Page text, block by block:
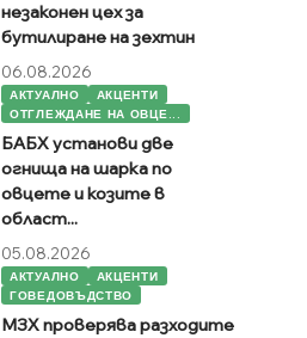
незаконен цех за
бутилиране на зехтин
06.08.2026
АКТУАЛНО
АКЦЕНТИ
ОТГЛЕЖДАНЕ НА ОВЦЕ...
БАБХ установи две
огнища на шарка по
овцете и козите в
област...
05.08.2026
АКТУАЛНО
АКЦЕНТИ
ГОВЕДОВЪДСТВО
МЗХ проверява разходите